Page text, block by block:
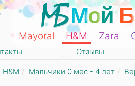
Мой Б
Mayoral Н&М Zara
Отзывы
Н&М Мальчики 0 мес - 4 лет